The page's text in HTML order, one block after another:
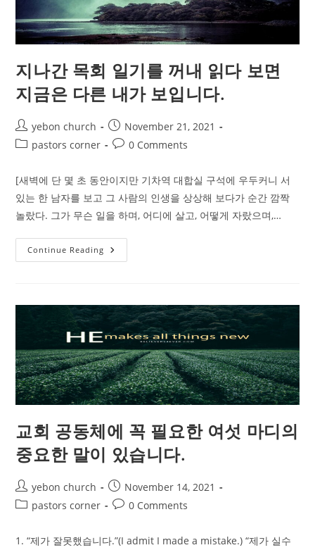
요
예
배
에
몸
드
리
십
시
오.
지나간 목회 일기를 꺼내 읽다 보면
지금은 다른 내가 보입니다.
Post
author:
yebon church
Post
published:
November 21, 2021
Postpastors corner
Post0 Comments
[새벽에 단 몇 초 동안이지만 기차역 대합실 구석에 우두커니 서
있는 한 남자를 보고 그 사람의 인생을 상상해 보다가 순간 깜짝
놀랐다. 그가 무슨 일을 하며, 어디에 살고, 어떻게 자랐으며,…
Continue Reading 지
나
기
를
내
읽
다
보
면
지
금
은
른
내
가
보
입
니
다.
교회 공동체에 꼭 필요한 여섯 마디의
중요한 말이 있습니다.
Post
author:
yebon church
Post
published:
November 14, 2021
Postpastors corner
Post0 Comments
1. “제가 잘못했습니다.”(I admit I made a mistake.) “제가 실수